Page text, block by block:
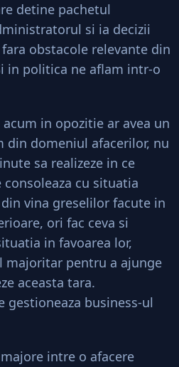
detine pachetul
si ia decizii
obstacole relevante din
in politica ne aflam intr-o
in opozitie ar avea un
domeniul afacerilor, nu
sa realizeze in ce
cu situatia
vina greselilor facute in
ori fac ceva si
in favoarea lor,
majoritar pentru a ajunge
aceasta tara.
gestioneaza business-ul
intre o afacere